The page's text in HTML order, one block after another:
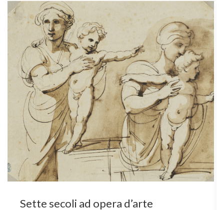
Sette secoli ad opera d’arte